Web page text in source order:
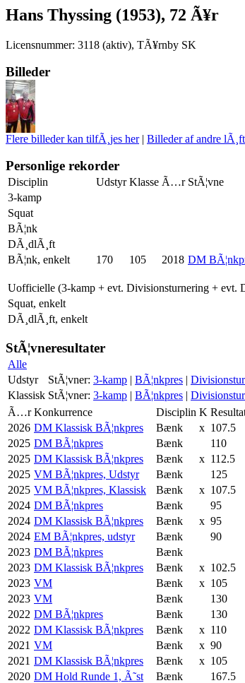
Hans Thyssing (1953), 72 Ã¥r
Licensnummer: 3118 (aktiv), TÃ¥rnby SK
Billeder
Flere billeder kan tilfÃ¸jes her| Billeder af andre
Personlige rekorder
Disciplin Udstyr Klasse Ã…r StÃ¦vne
3-kamp
Squat
BÃ¦nk
DÃ¸dlÃ¸ft
BÃ¦nk, enkelt
170 105 2018 DM
Uofficielle (3-kamp + evt. Divisionsturnering + evt.
Squat, enkelt
DÃ¸dlÃ¸ft, enkelt
StÃ¦vneresultater
Alle
Udstyr
StÃ¦vner: 3-kamp | BÃ¦nkpres |
Klassisk StÃ¦vner: 3-kamp | BÃ¦nkpres |
Ã…r Konkurrence Disciplin K
2026 DM Klassisk BÃ¦nkpres Bænk x 107.5
2025 DM BÃ¦nkpres Bænk 110
2025 DM Klassisk BÃ¦nkpres Bænk x 112.5
2025 VM BÃ¦nkpres, Udstyr Bænk 125
2025 VM BÃ¦nkpres, Klassisk Bænk x 107.5
2024 DM BÃ¦nkpres Bænk 95
2024 DM Klassisk BÃ¦nkpres Bænk x 95
2024 EM BÃ¦nkpres, udstyr Bænk 90
2023 DM BÃ¦nkpres Bænk
2023 DM Klassisk BÃ¦nkpres Bænk x 102.5
2023 VM Bænk x 105
2023 VM Bænk 130
2022 DM BÃ¦nkpres Bænk 130
2022 DM Klassisk BÃ¦nkpres Bænk x 110
2021 VM Bænk x 90
2021 DM Klassisk BÃ¦nkpres Bænk x 105
2020 DM Hold Runde 1, Ã˜st Bænk 167.5